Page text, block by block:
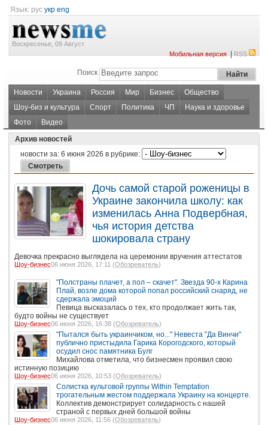
Язык: рус укр eng
Воскресенье, 09 Август
Мобильная версия|RSS
Поиск
Новости Украина Россия Мир Бизнес
Общество
Шоу-биз и культура
Спорт Политика ЧП
Наука и здоровье
Фото
Видео
Архив новостей
новости за: 6 июня 2026 в рубрике:
Дочь самой старой роженицы в
Украине закончила школу: как
изменилась Анна Подвербная,
чья история детства
шокировала страну
Девочка прекрасно выглядела на церемонии вручения аттестатов
Шоу-бизнес06 июня 2026, 17:11 (Обозреватель)
"Полстраны плачет, а пол – скачет". Звезда 90-х Карина
Плай, возле дома которой попал российский снаряд, не
сдержала эмоций
Певица высказалась о тех, кто продолжает жить так,
будто войны не существует
Шоу-бизнес06 июня 2026, 16:38 (Обозреватель)
"Пытался быть украинчиком, но..." Невеста "Да Винчи"
публично пристыдила Гарика Корогодского, который
осудил снос памятника Булг
Михайлова отметила, что бизнесмен проявил свою
истинную позицию
Шоу-бизнес06 июня 2026, 10:53 (Обозреватель)
Солистка культовой группы Within Temptation
трогательным жестом поддержала Украину на концерте.
Коллектив демонстрирует солидарность с нашей
страной с первых дней большой войны
Шоу-бизнес06 июня 2026, 11:56 (Обозреватель)